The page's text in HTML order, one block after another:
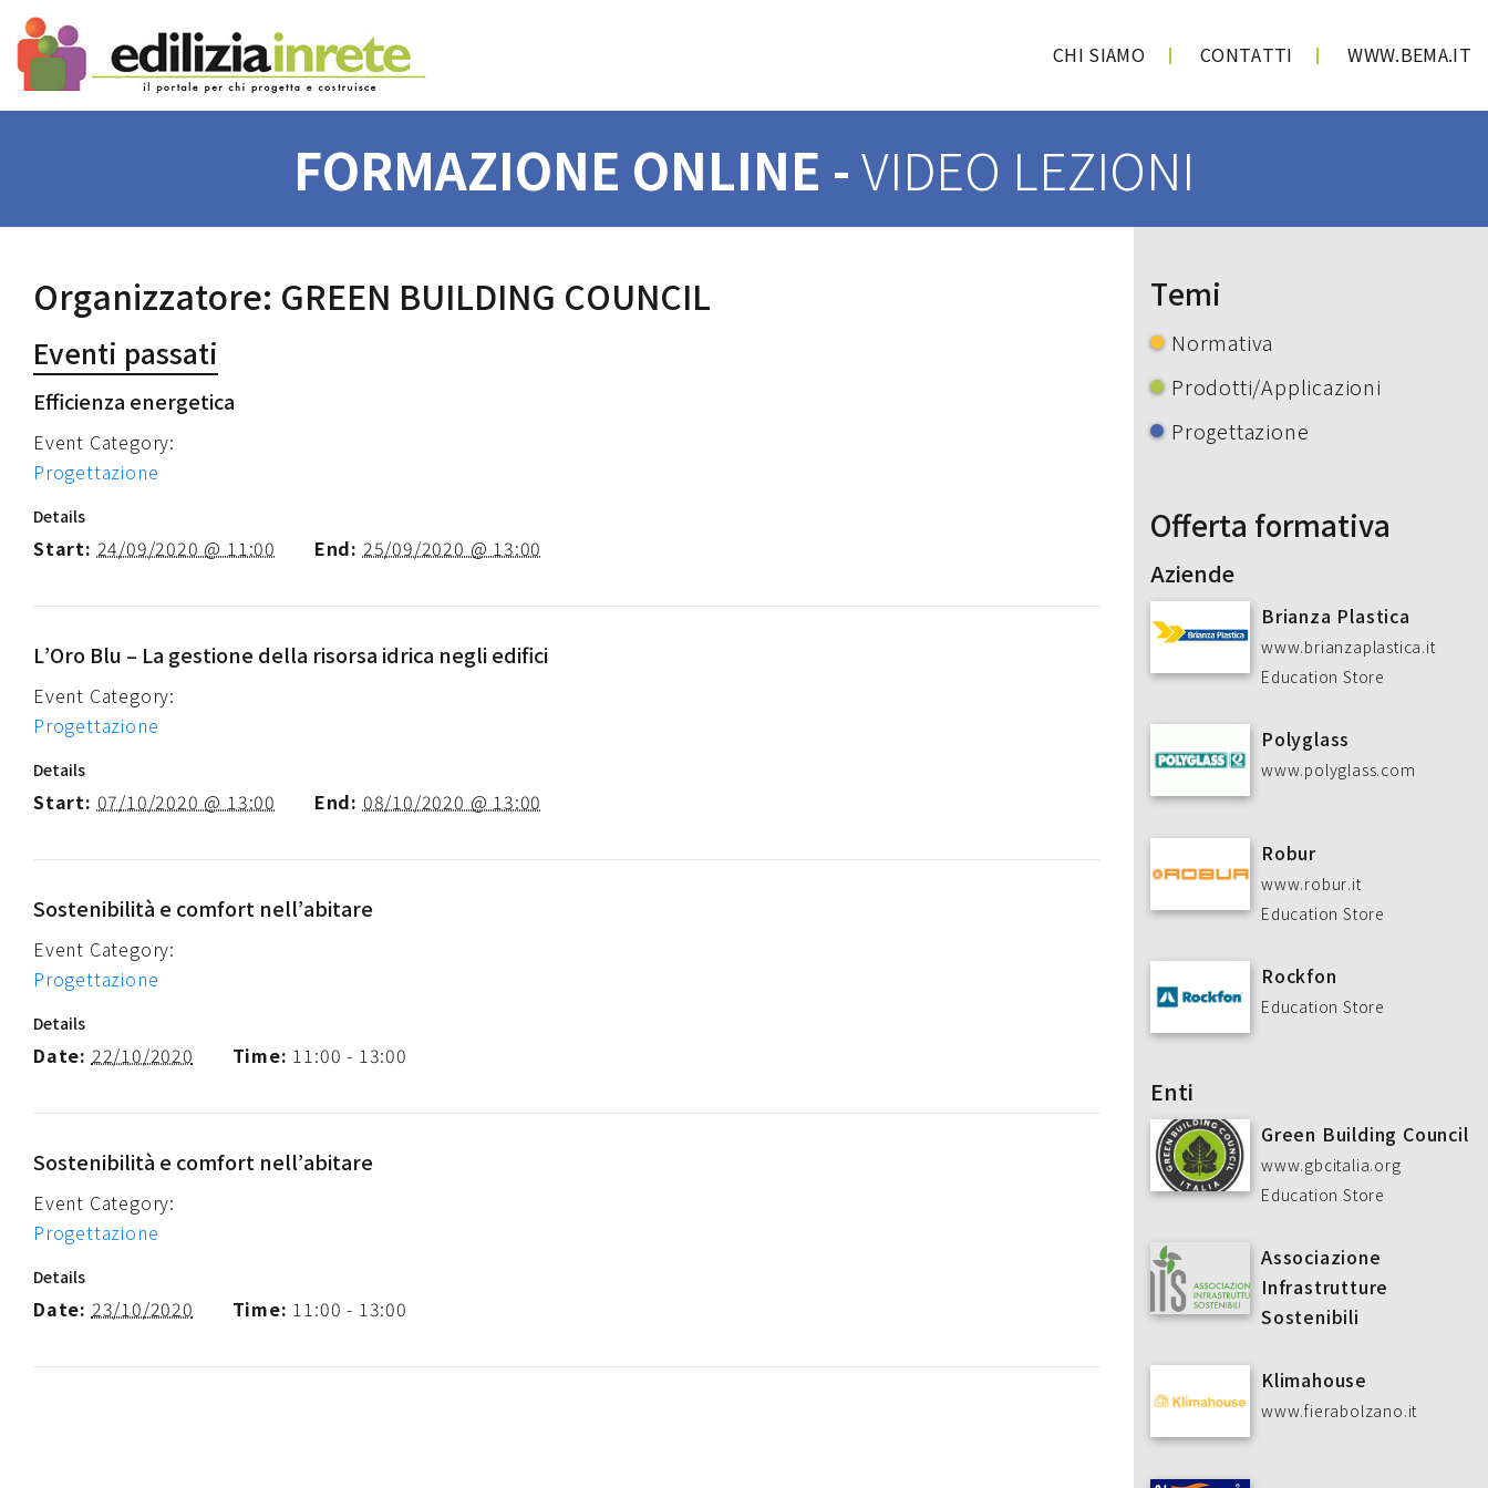
CHI SIAMO CONTATTI WWW.BEMA.IT
FORMAZIONE ONLINE -VIDEO LEZIONI
Organizzatore: GREEN BUILDING COUNCIL
Eventi passati
Efficienza energetica
Event Category:
Progettazione
Details
Start: 24/09/2020 @ 11:00 End: 25/09/2020 @ 13:00
L’Oro Blu – La gestione della risorsa idrica negli edifici
Event Category:
Progettazione
Details
Start: 07/10/2020 @ 13:00 End: 08/10/2020 @ 13:00
Sostenibilità e comfort nell’abitare
Event Category:
Progettazione
Details
Date: 22/10/2020 Time: 11:00 - 13:00
Sostenibilità e comfort nell’abitare
Event Category:
Progettazione
Details
Date: 23/10/2020 Time: 11:00 - 13:00
Temi
Normativa
Prodotti/Applicazioni
Progettazione
Offerta formativa
Aziende
Brianza Plastica
www.brianzaplastica.it
Education Store
Polyglass
www.polyglass.com
Robur
www.robur.it
Education Store
Rockfon
Education Store
Enti
Green Building Council
www.gbcitalia.org
Education Store
Associazione
Infrastrutture
Sostenibili
Klimahouse
www.fierabolzano.it